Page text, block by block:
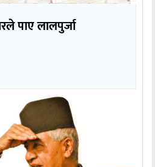
पाए लालपुर्जा